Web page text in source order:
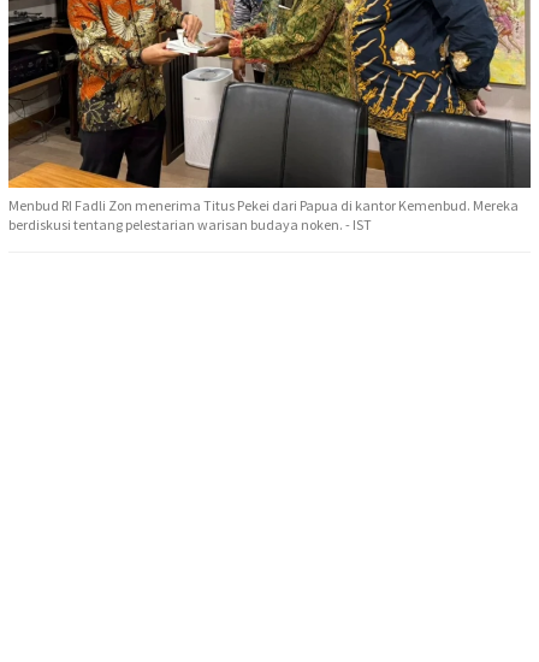
Menbud RI Fadli Zon menerima Titus Pekei dari Papua di kantor Kemenbud. Mereka
berdiskusi tentang pelestarian warisan budaya noken. - IST